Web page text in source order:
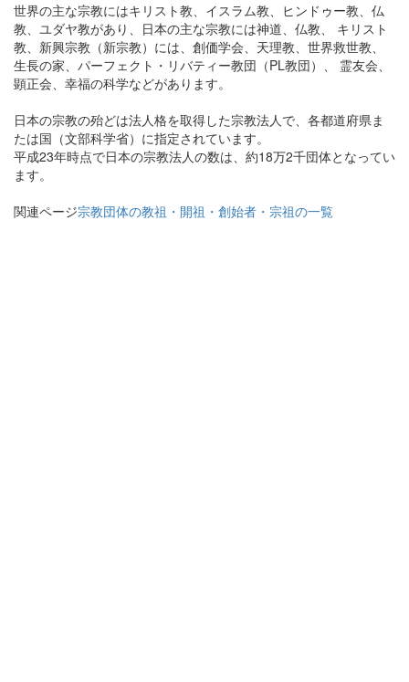
世界の主な宗教にはキリスト教、イスラム教、ヒンドゥー教、仏
教、ユダヤ教があり、日本の主な宗教には神道、仏教、 キリスト
教、新興宗教（新宗教）には、創価学会、天理教、世界救世教、
生長の家、パーフェクト・リバティー教団（PL教団）、 霊友会、
顕正会、幸福の科学などがあります。
日本の宗教の殆どは法人格を取得した宗教法人で、各都道府県ま
たは国（文部科学省）に指定されています。
平成23年時点で日本の宗教法人の数は、約18万2千団体となってい
ます。
関連ページ宗教団体の教祖・開祖・創始者・宗祖の一覧